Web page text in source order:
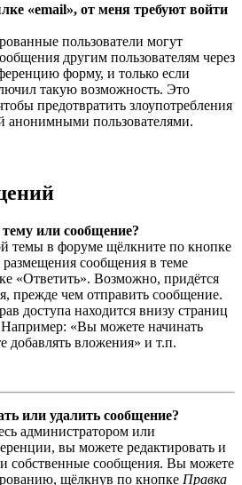
«email», от меня требуют войти
пользователи могут
другим пользователям через
форму, и только если
такую возможность. Это
предотвратить злоупотребления
анонимными пользователями.
или сообщение?
темы в форуме щёлкните по кнопке
сообщения в теме
«Ответить». Возможно, придётся
прежде чем отправить сообщение.
доступа находится внизу страниц
«Вы можете начинать
вложения» и т.п.
или удалить сообщение?
администратором или
вы можете редактировать и
собственные сообщения. Вы можете
щёлкнув по кнопке Правка